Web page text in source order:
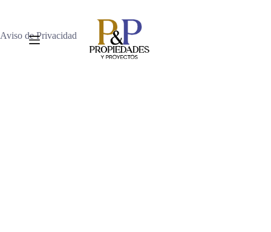
Aviso de Privacidad